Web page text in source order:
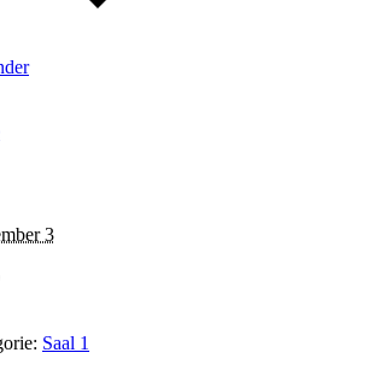
3
Saal 1